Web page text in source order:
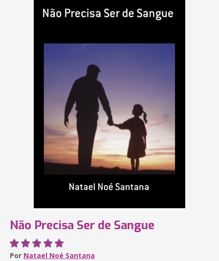
Não Precisa Ser de Sangue
Por Natael Noé Santana